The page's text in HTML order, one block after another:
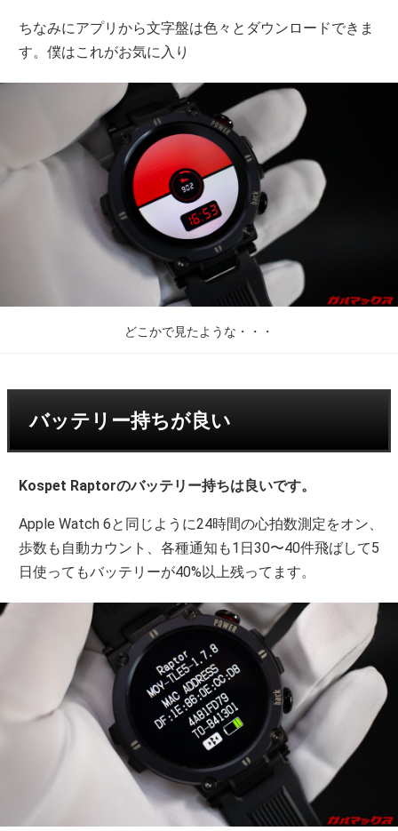
ちなみにアプリから文字盤は色々とダウンロードできま
す。僕はこれがお気に入り
どこかで見たような・・・
バッテリー持ちが良い
Kospet Raptorのバッテリー持ちは良いです。
Apple Watch 6と同じように24時間の心拍数測定をオン、
歩数も自動カウント、各種通知も1日30〜40件飛ばして5
日使ってもバッテリーが40%以上残ってます。